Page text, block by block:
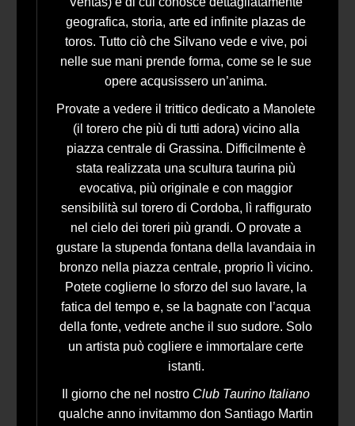
geografica, storia, arte ed infinite plazas de
toros. Tutto ciò che Silvano vede e vive, poi
nelle sue mani prende forma, come se le sue
opere acqusissero un’anima.
Provate a vedere il trittico dedicato a Manolete
(il torero che più di tutti adora) vicino alla
piazza centrale di Grassina. Difficilmente è
stata realizzata una scultura taurina più
evocativa, più originale e con maggior
sensibilità sul torero di Cordoba, lì raffigurato
nel cielo dei toreri più grandi. O provate a
gustare la stupenda fontana della lavandaia in
bronzo nella piazza centrale, proprio lì vicino.
Potete coglierne lo sforzo del suo lavare, la
fatica del tempo e, se la bagnate con l’acqua
della fonte, vedrete anche il suo sudore. Solo
un artista può cogliere e immortalare certe
istanti.
Il giorno che nel nostro Club Taurino Italiano
qualche anno invitammo don Santiago Martin